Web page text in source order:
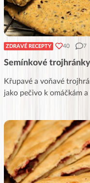
ZDRAVÉ RECEPTY 40 7
Semínkové trojhránky
Křupavé a voňavé
jako pečivo k omáčkám a